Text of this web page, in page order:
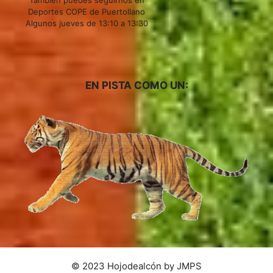
Deportes COPE de Puertollano
Algunos jueves de 13:10 a 13:30
EN PISTA COMO UN:
© 2023 Hojodealcón by JMPS